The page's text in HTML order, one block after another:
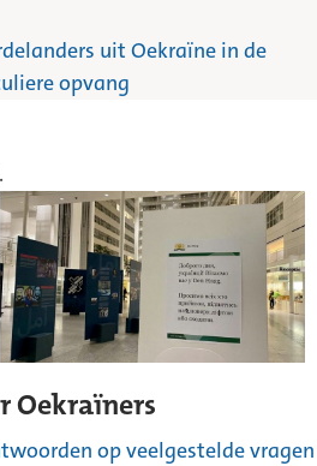
uit Oekraïne in de
opvang
Oekraïners
op veelgestelde vragen